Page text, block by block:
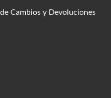
Cambios y Devoluciones